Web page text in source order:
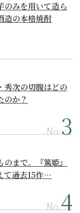
のみを用いて造ら
造の本格焼酎
秀次の切腹はどの
のか？
No.
まで。『篤姫』
て過去15作…
No.